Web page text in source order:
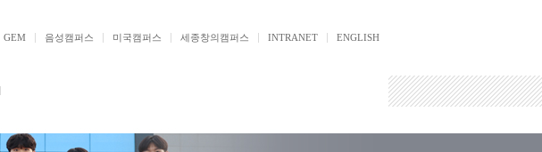
GEM 음성캠퍼스 미국캠퍼스 세종창의캠퍼스 INTRANET ENGLISH